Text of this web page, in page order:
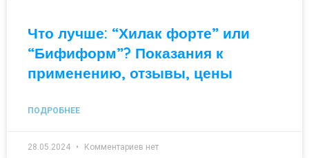
Что лучше: “Хилак форте” или
“Бифиформ”? Показания к
применению, отзывы, цены
ПОДРОБНЕЕ
28.05.2024 Комментариев нет